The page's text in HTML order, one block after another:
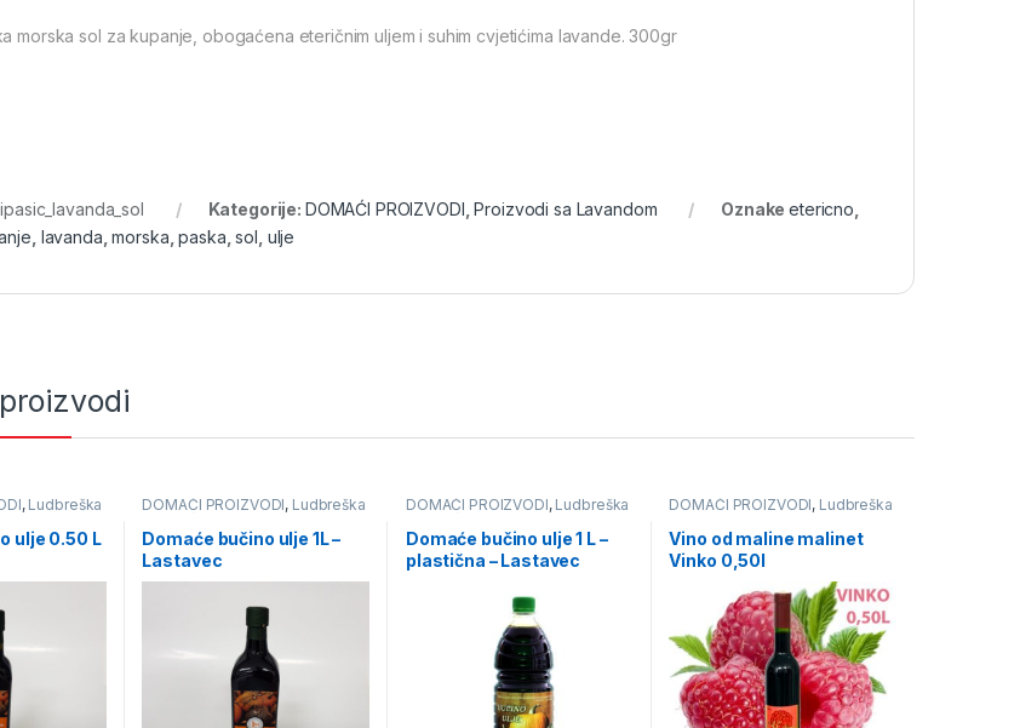
morska sol za kupanje, obogaćena eteričnim uljem i suhim cvjetićima lavande. 300gr
Kategorije: DOMAĆI PROIZVODI ,Proizvodi sa Lavandom Oznakeetericno
lavanda ,morska ,paska ,sol ulje
, Ludbreška
ulje 0.50 L
DOMAĆI PROIZVODI, Ludbreška
Domaće bučino ulje 1L –
Lastavec
DOMAĆI PROIZVODI, Ludbreška
Domaće bučino ulje 1 L –
plastična – Lastavec
DOMAĆI PROIZVODI, Ludbreška
Vino od maline malinet
Vinko 0,50l